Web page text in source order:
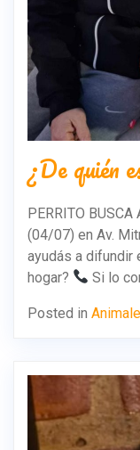
¿De quién
PERRITO
(04/07) en Av.
ayudás a difundir
hogar?
Si lo
Posted in